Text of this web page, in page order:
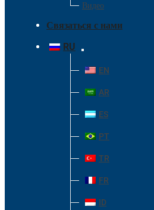
Видео
Связаться с нами
RU
EN
AR
ES
PT
TR
FR
ID